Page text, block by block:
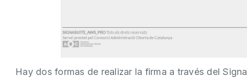
Hay dos formas de realizar la firma a través del